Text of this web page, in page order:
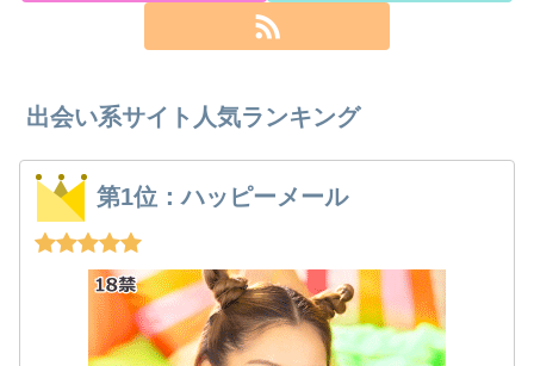
出会い系サイト人気ランキング
第1位：ハッピーメール